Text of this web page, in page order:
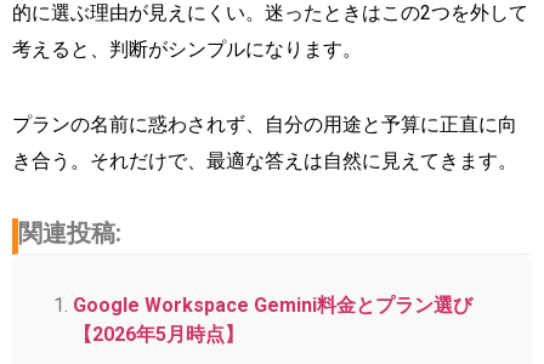
的に選ぶ理由が見えにくい。迷ったときはこの2つを外して
考えると、判断がシンプルになります。
プランの名前に惑わされず、自分の用途と予算に正直に向
き合う。それだけで、最適な答えは自然に見えてきます。
関連投稿:
Google Workspace Gemini料金とプラン選び
【2026年5月時点】